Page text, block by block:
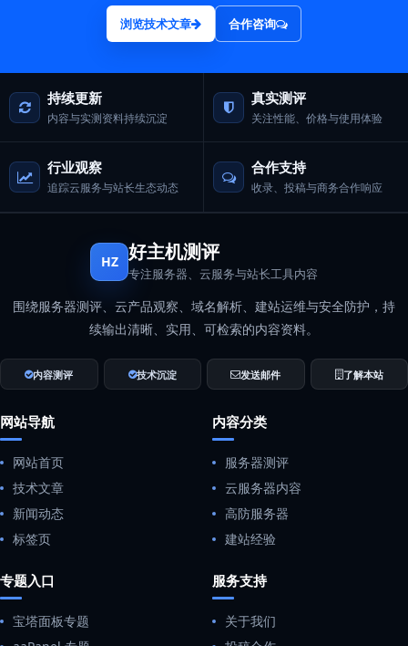
浏览技术文章 合作咨询
持续更新
内容与实测资料持续沉淀
真实测评
关注性能、价格与使用体验
行业观察
追踪云服务与站长生态动态
合作支持
收录、投稿与商务合作响应
HZ 好主机测评
专注服务器、云服务与站长工具内容
围绕服务器测评、云产品观察、域名解析、建站运维与安全防护，持
续输出清晰、实用、可检索的内容资料。
内容测评 技术沉淀 发送邮件 了解本站
网站导航
网站首页
技术文章
新闻动态
标签页
内容分类
服务器测评
云服务器内容
高防服务器
建站经验
专题入口
宝塔面板专题
服务支持
关于我们